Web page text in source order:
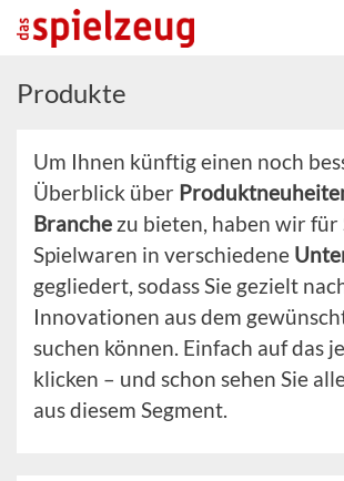
Produkte
Um Ihnen künftig einen noch
Überblick über
Branche zu bieten, haben wir für
Spielwaren in verschiedene
gegliedert, sodass Sie gezielt
Innovationen aus dem
suchen können. Einfach auf das
klicken – und schon sehen Sie
aus diesem Segment.